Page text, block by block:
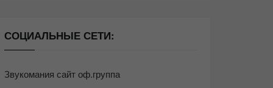
СОЦИАЛЬНЫЕ СЕТИ:
Звукомания сайт оф.группа